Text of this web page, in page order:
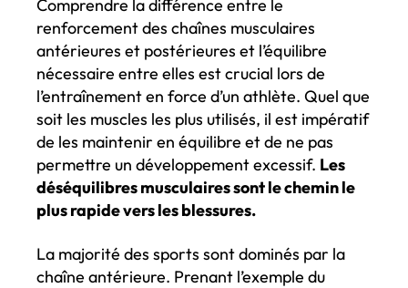
Comprendre la différence entre le
renforcement des chaînes musculaires
antérieures et postérieures et l’équilibre
nécessaire entre elles est crucial lors de
l’entraînement en force d’un athlète. Quel que
soit les muscles les plus utilisés, il est impératif
de les maintenir en équilibre et de ne pas
permettre un développement excessif. Les
déséquilibres musculaires sont le chemin le
plus rapide vers les blessures.
La majorité des sports sont dominés par la
chaîne antérieure. Prenant l’exemple du